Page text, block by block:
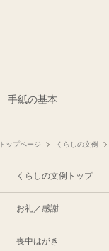
手紙の基本
トップページ くらしの文例
くらしの文例トップ
お礼／感謝
喪中はがき